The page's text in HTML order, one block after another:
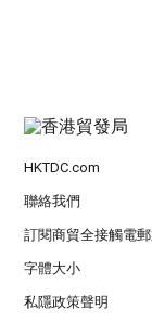
HKTDC.com
聯絡我們
訂閱商貿全接觸電
字體大小
私隱政策聲明